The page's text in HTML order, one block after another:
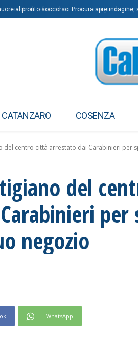
richiesta di referendum sui sottosegretari,
al pronto soccorso: Procura apre indagine,
CATANZARO COSENZA
del centro città arrestato dai Carabinieri per
del
per
negozio
WhatsApp